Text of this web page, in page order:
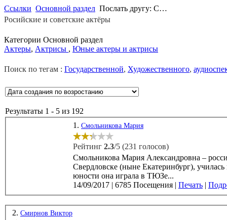
Ссылки Основной раздел Послать другу: С…
Росийские и советские актёры
Категории Основной раздел
Актеры, Актрисы , Юные актеры и актрисы
Поиск по тегам : Государственной, Художественного,
Результаты 1 - 5 из 192
1. Смольникова Мария
Рейтинг 2.3/5 (231 голосов)
Смольникова Мария Александровна –
Свердловске (ныне Екатеринбург), училась в
юности она играла в ТЮЗе...
14/09/2017 | 6785 Посещения | Печать |
2. Смирнов Виктор